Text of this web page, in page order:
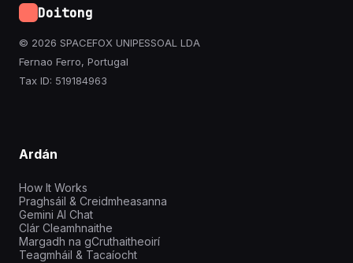
Doitong
© 2026 SPACEFOX UNIPESSOAL LDA
Fernao Ferro, Portugal
Tax ID: 519184963
Ardán
How It Works
Praghsáil & Creidmheasanna
Gemini AI Chat
Clár Cleamhnaithe
Margadh na gCruthaitheoirí
Teagmháil & Tacaíocht